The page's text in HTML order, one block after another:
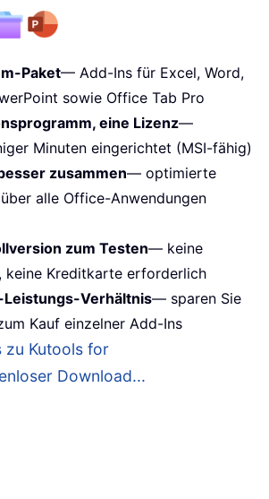
Paket— Add-Ins für Excel, Word,
sowie Office Tab Pro
eine Lizenz—
Minuten eingerichtet (MSI-fähig)
zusammen— optimierte
alle Office-Anwendungen
zum Testen— keine
keine Kreditkarte erforderlich
Leistungs-Verhältnis— sparen Sie
Kauf einzelner Add-Ins
zu Kutools for
Download...